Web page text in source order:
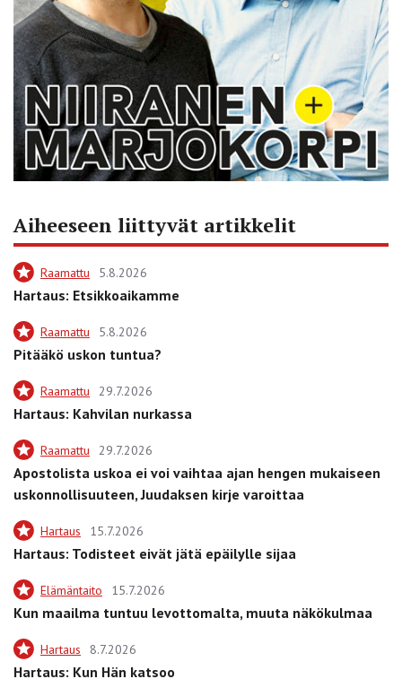
Aiheeseen liittyvät artikkelit
Raamattu 5.8.2026
Hartaus: Etsikkoaikamme
Raamattu 5.8.2026
Pitääkö uskon tuntua?
Raamattu 29.7.2026
Hartaus: Kahvilan nurkassa
Raamattu 29.7.2026
Apostolista uskoa ei voi vaihtaa ajan hengen mukaiseen
uskonnollisuuteen, Juudaksen kirje varoittaa
Hartaus 15.7.2026
Hartaus: Todisteet eivät jätä epäilylle sijaa
Elämäntaito 15.7.2026
Kun maailma tuntuu levottomalta, muuta näkökulmaa
Hartaus 8.7.2026
Hartaus: Kun Hän katsoo